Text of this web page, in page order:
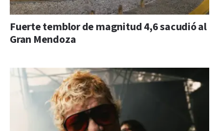
Fuerte temblor de magnitud 4,6 sacudió al
Gran Mendoza